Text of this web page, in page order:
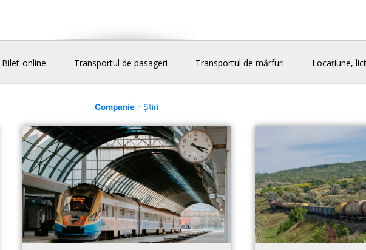
Bilet-online Transportul de pasageri Transportul de mărfuri Locațiune,
Companie- Știri